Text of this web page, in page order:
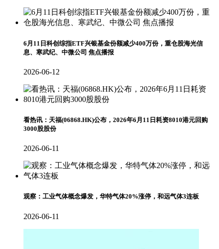
6月11日科创综指ETF兴银基金份额减少400万份，重仓股海光信
息、寒武纪、中微公司 焦点播报
2026-06-12
看热讯：天福(06868.HK)公布，2026年6月11日耗资8010港元回购
3000股股份
2026-06-11
观察：工业气体概念爆发，华特气体20%涨停，和远气体3连板
2026-06-11